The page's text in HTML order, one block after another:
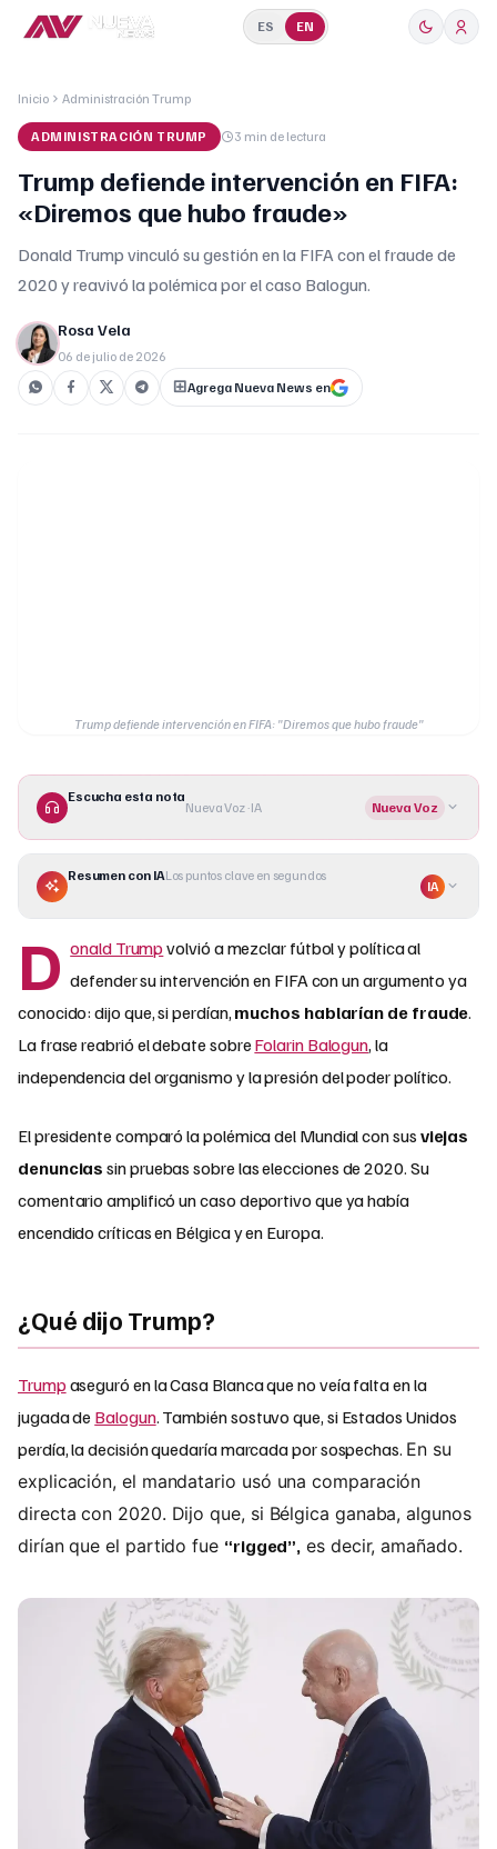
ES EN
Inicio Administración Trump
ADMINISTRACIÓN TRUMP 3 min de lectura
Trump defiende intervención en FIFA:
«Diremos que hubo fraude»
Donald Trump vinculó su gestión en la FIFA con el fraude de
2020 y reavivó la polémica por el caso Balogun.
Rosa Vela
06 de julio de 2026
Agrega Nueva News en
Trump defiende intervención en FIFA: "Diremos que hubo fraude"
Escucha esta nota
Nueva Voz · IA Nueva Voz
Resumen con IALos puntos clave en segundos
IA
D onald Trump volvió a mezclar fútbol y política al
defender su intervención en FIFA con un argumento ya
conocido: dijo que, si perdían, muchos hablarían de fraude.
La frase reabrió el debate sobre Folarin Balogun, la
independencia del organismo y la presión del poder político.
El presidente comparó la polémica del Mundial con sus viejas
denuncias sin pruebas sobre las elecciones de 2020. Su
comentario amplificó un caso deportivo que ya había
encendido críticas en Bélgica y en Europa.
¿Qué dijo Trump?
Trump aseguró en la Casa Blanca que no veía falta en la
jugada de Balogun. También sostuvo que, si Estados Unidos
perdía, la decisión quedaría marcada por sospechas. En su
explicación, el mandatario usó una comparación
directa con 2020. Dijo que, si Bélgica ganaba, algunos
dirían que el partido fue “rigged”, es decir, amañado.